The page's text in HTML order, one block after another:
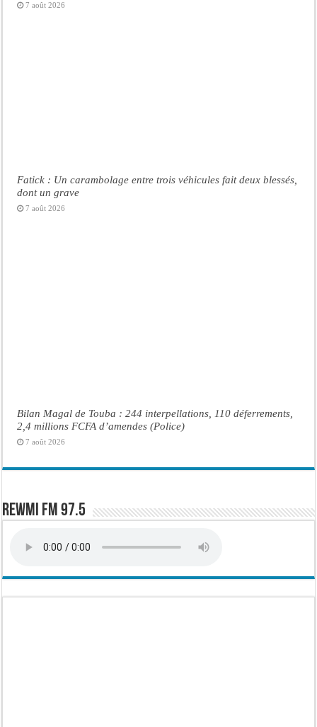
7 août 2026
Fatick : Un carambolage entre trois véhicules fait deux blessés,
dont un grave
7 août 2026
Bilan Magal de Touba : 244 interpellations, 110 déferrements,
2,4 millions FCFA d’amendes (Police)
7 août 2026
Rewmi FM 97.5